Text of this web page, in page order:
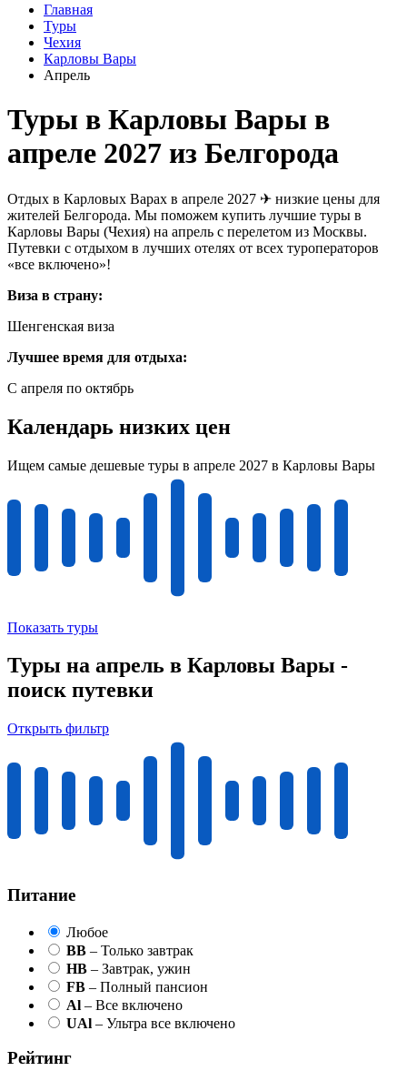
Главная
Туры
Чехия
Карловы Вары
Апрель
Туры в Карловы Вары в
апреле 2027 из Белгорода
Отдых в Карловых Варах в апреле 2027 ✈ низкие цены для
жителей Белгорода. Мы поможем купить лучшие туры в
Карловы Вары (Чехия) на апрель с перелетом из Москвы.
Путевки с отдыхом в лучших отелях от всех туроператоров
«все включено»!
Виза в страну:
Шенгенская виза
Лучшее время для отдыха:
С апреля по октябрь
Календарь низких цен
Ищем самые дешевые туры в апреле 2027 в Карловы Вары
Показать туры
Туры на апрель в Карловы Вары -
поиск путевки
Открыть фильтр
Питание
Любое
BB – Только завтрак
HB – Завтрак, ужин
FB – Полный пансион
Al – Все включено
UAl – Ультра все включено
Рейтинг